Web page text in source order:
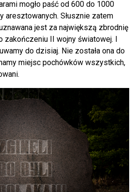
mogło paść od 600 do 1000
aresztowanych. Słusznie zatem
jest za największą zbrodnię
zakończeniu II wojny światowej. I
do dzisiaj. Nie została ona do
miejsc pochówków wszystkich,